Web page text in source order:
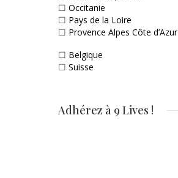
☐ Occitanie
☐ Pays de la Loire
☐ Provence Alpes Côte d’Azur
☐ Belgique
☐ Suisse
Adhérez à 9 Lives !